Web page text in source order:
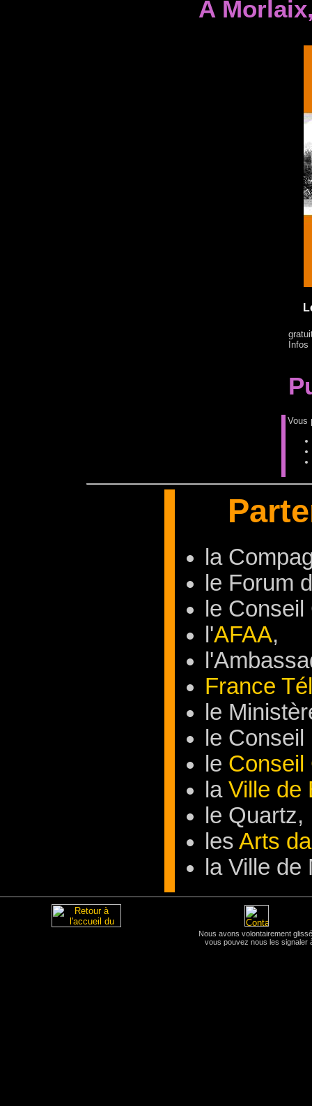
A
Vous
la
le Forum
le
l'AFAA,
France
le
le
le Conseil
la Ville de
le Quartz,
les Arts
la Ville de
Nous avons volontairement
vous pouvez nous les signaler